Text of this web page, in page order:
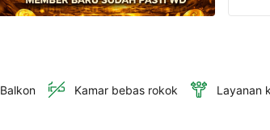
Balkon Kamar bebas rokok Layanan